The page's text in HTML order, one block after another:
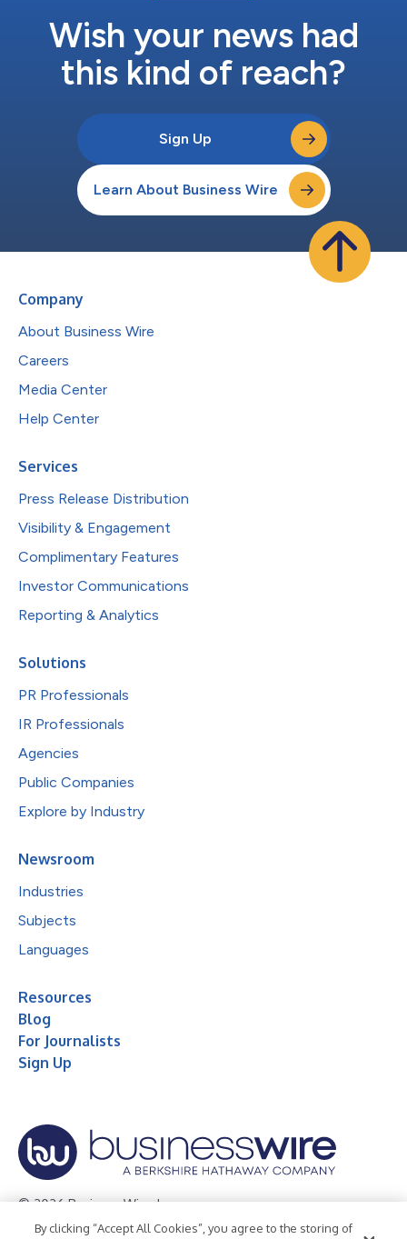
Wish your news had
this kind of reach?
Sign Up
Learn About Business Wire
Company
About Business Wire
Careers
Media Center
Help Center
Services
Press Release Distribution
Visibility & Engagement
Complimentary Features
Investor Communications
Reporting & Analytics
Solutions
PR Professionals
IR Professionals
Agencies
Public Companies
Explore by Industry
Newsroom
Industries
Subjects
Languages
Resources
Blog
For Journalists
Sign Up
© 2026 Business Wire, Inc.
By clicking “Accept All Cookies”, you agree to the storing of